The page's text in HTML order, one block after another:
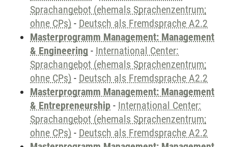
Sprachangebot (ehemals Sprachenzentrum;
ohne CPs) - Deutsch als Fremdsprache A2.2
Masterprogramm Management: Management
& Engineering - International Center:
Sprachangebot (ehemals Sprachenzentrum;
ohne CPs) - Deutsch als Fremdsprache A2.2
Masterprogramm Management: Management
& Entrepreneurship - International Center:
Sprachangebot (ehemals Sprachenzentrum;
ohne CPs) - Deutsch als Fremdsprache A2.2